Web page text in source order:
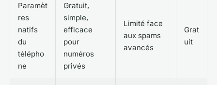
Paramèt
res
natifs
du
télépho
ne
Gratuit,
simple,
efficace
pour
numéros
privés
Limité face
aux spams
avancés
Grat
uit